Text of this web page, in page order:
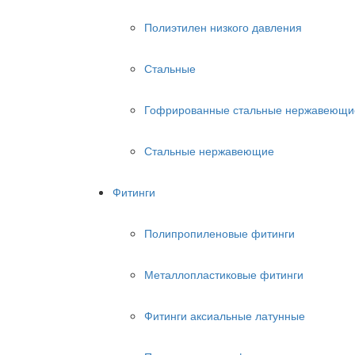
Полиэтилен низкого давления
Стальные
Гофрированные стальные
Стальные нержавеющие
Фитинги
Полипропиленовые фитинги
Металлопластиковые фитинги
Фитинги аксиальные латунные